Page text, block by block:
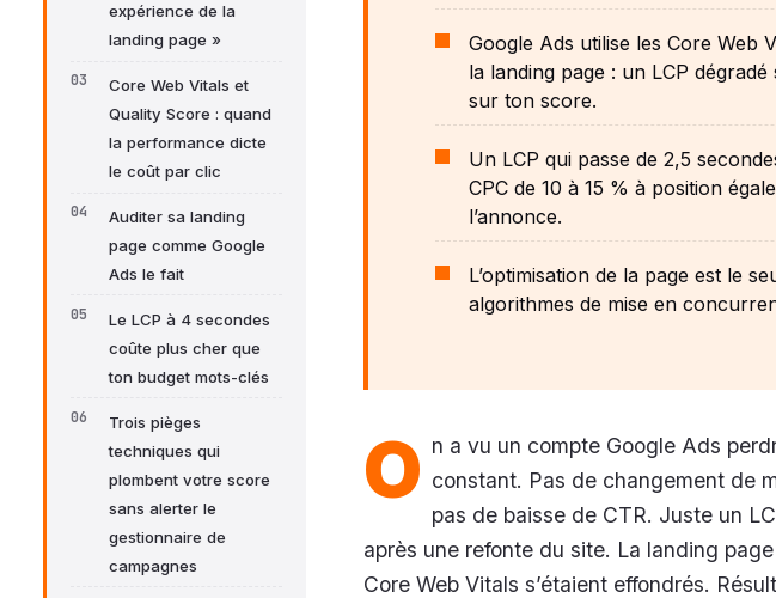
expérience de la
landing page »
Core Web Vitals et
Quality Score : quand
la performance dicte
le coût par clic
Auditer sa landing
page comme Google
Ads le fait
Le LCP à 4 secondes
coûte plus cher que
ton budget mots-clés
Trois pièges
techniques qui
plombent votre score
sans alerter le
gestionnaire de
campagnes
Google Ads utilise les Core Web
la landing page : un LCP
sur ton score.
Un LCP qui passe de 2,5
CPC de 10 à 15 % à position
l’annonce.
L’optimisation de la page est le
algorithmes de mise en
O n a vu un compte Google Ads
constant. Pas de changement de
pas de baisse de CTR. Juste un
après une refonte du site. La landing
Core Web Vitals s’étaient effondrés.